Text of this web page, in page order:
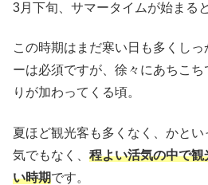
3月下旬、サマータイムが始まる
この時期はまだ寒い日も多くし
ーは必須ですが、徐々にあちこ
りが加わってくる頃。
夏ほど観光客も多くなく、かと
気でもなく、 程よい活気の中で
い時期です。